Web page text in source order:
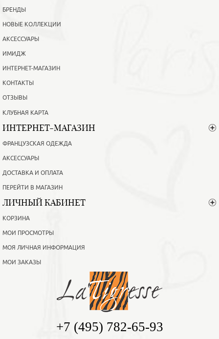
БРЕНДЫ
НОВЫЕ КОЛЛЕКЦИИ
АКСЕССУАРЫ
ИМИДЖ
ИНТЕРНЕТ-МАГАЗИН
КОНТАКТЫ
ОТЗЫВЫ
КЛУБНАЯ КАРТА
ИНТЕРНЕТ-МАГАЗИН
ФРАНЦУЗСКАЯ ОДЕЖДА
АКСЕССУАРЫ
ДОСТАВКА И ОПЛАТА
ПЕРЕЙТИ В МАГАЗИН
ЛИЧНЫЙ КАБИНЕТ
КОРЗИНА
МОИ ПРОСМОТРЫ
МОЯ ЛИЧНАЯ ИНФОРМАЦИЯ
МОИ ЗАКАЗЫ
+7 (495) 782-65-93